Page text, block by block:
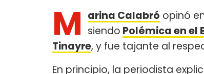
M arina Calabró opinó
siendo Polémica en el
Tinayre, y fue tajante al
En principio, la periodista